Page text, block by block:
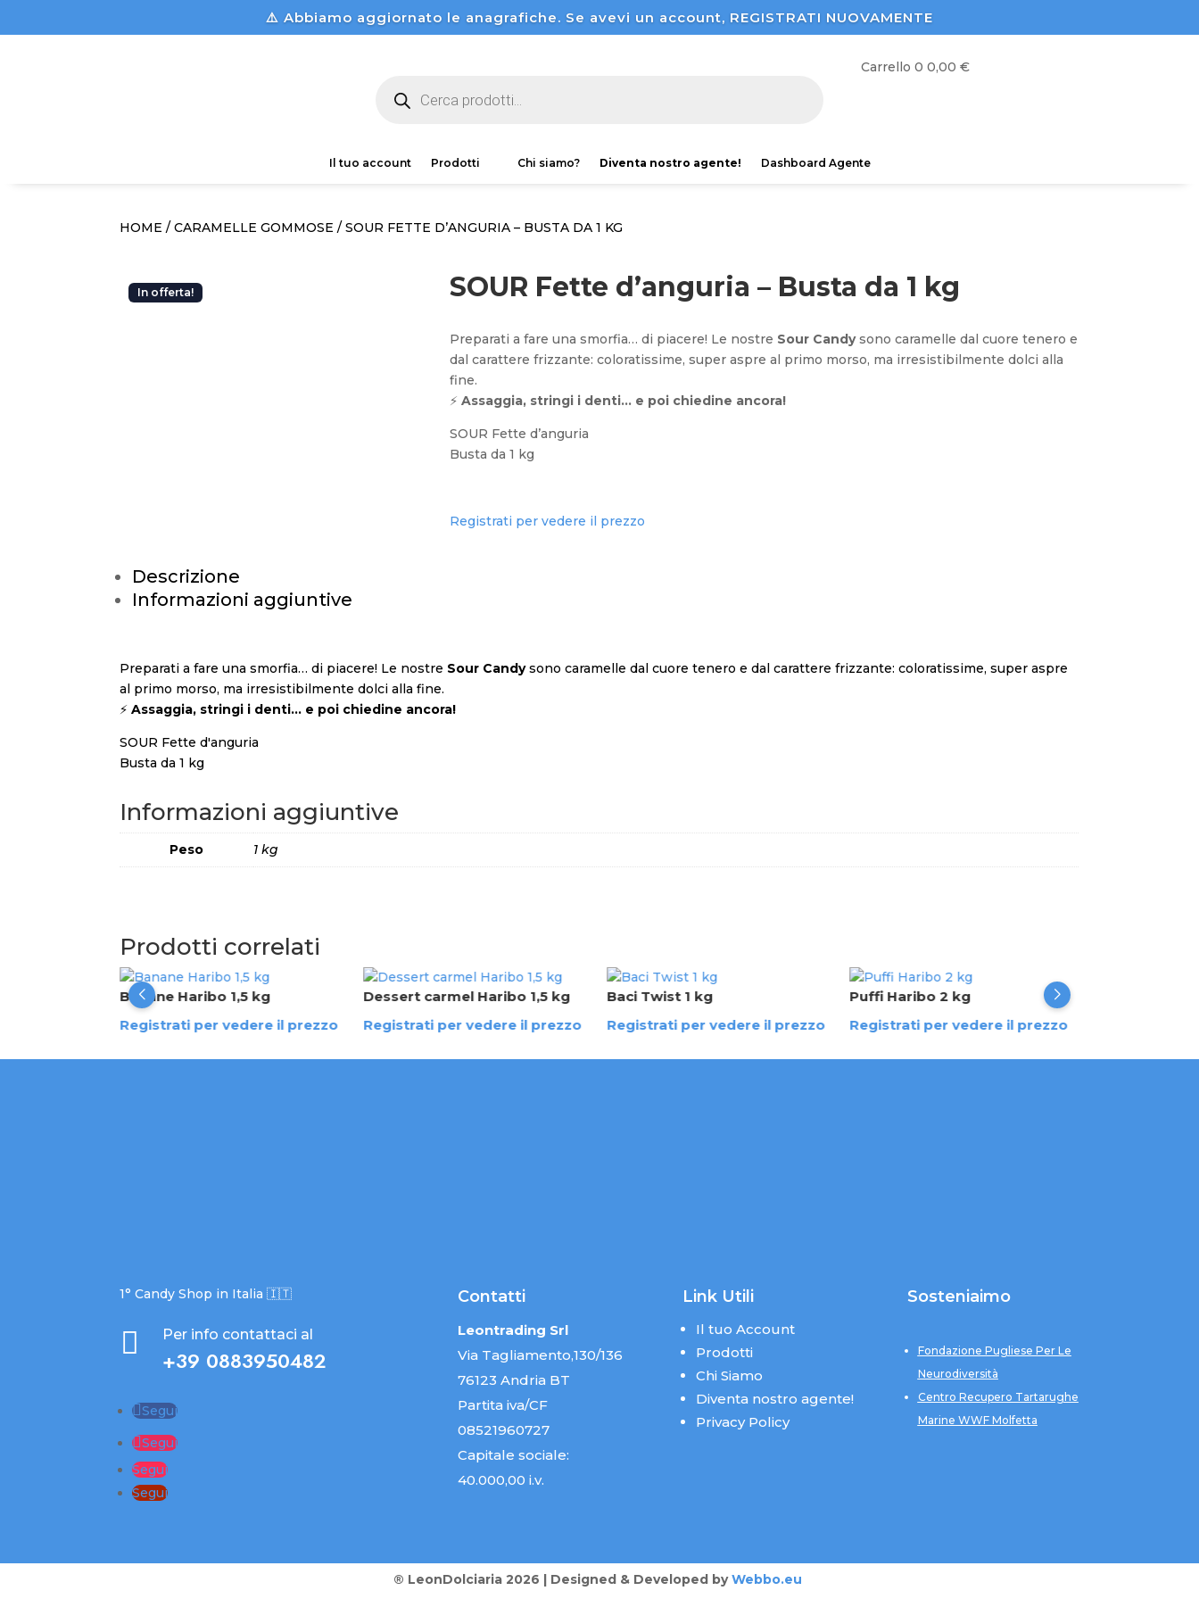
⚠️ Abbiamo aggiornato le anagrafiche. Se avevi un account, REGISTRATI NUOVAMENTE
search
Carrello 0 0,00 €
Il tuo account Prodotti Chi siamo? Diventa nostro agente! Dashboard Agente
HOME /CARAMELLE GOMMOSE / SOUR FETTE D’ANGURIA – BUSTA DA 1 KG
In offerta! SOUR Fette d’anguria – Busta da 1 kg
Preparati a fare una smorfia… di piacere! Le nostre Sour Candysono caramelle dal cuore tenero e
dal carattere frizzante: coloratissime, super aspre al primo morso, ma irresistibilmente dolci alla
fine.
⚡ Assaggia, stringi i denti… e poi chiedine ancora!
SOUR Fette d’anguria
Busta da 1 kg
Registrati per vedere il prezzo
Descrizione
Informazioni aggiuntive
Preparati a fare una smorfia… di piacere! Le nostre Sour Candysono caramelle dal cuore tenero e dal carattere frizzante: coloratissime, super aspre
al primo morso, ma irresistibilmente dolci alla fine.
⚡Assaggia, stringi i denti… e poi chiedine ancora!
SOUR Fette d'anguria
Busta da 1 kg
Informazioni aggiuntive
Peso 1 kg
Prodotti correlati
Banane Haribo 1,5 kg
Registrati per vedere il prezzo
Dessert carmel Haribo 1,5 kg
Registrati per vedere il prezzo
Baci Twist 1 kg
Registrati per vedere il prezzo
Puffi Haribo 2 kg
Registrati per vedere il prezzo
1° Candy Shop in Italia 🇮🇹
 Per info contattaci al
+39 0883950482
Segui
Segui
Segui
Segui
Contatti
Leontrading Srl
Via Tagliamento,130/136
76123 Andria BT
Partita iva/CF
08521960727
Capitale sociale:
40.000,00 i.v.
Link Utili
Il tuo Account
Prodotti
Chi Siamo
Diventa nostro agente!
Privacy Policy
Sosteniaimo
Fondazione Pugliese Per Le
Neurodiversità
Centro Recupero Tartarughe
Marine WWF Molfetta
® LeonDolciaria 2026 | Designed & Developed by Webbo.eu